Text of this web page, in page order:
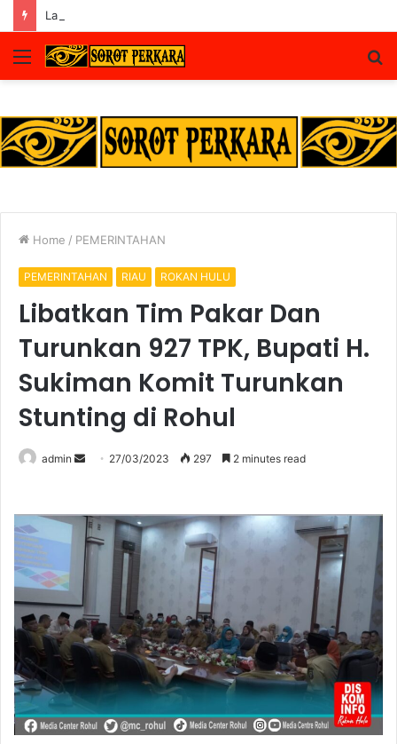
Menu
Home / PEMERINTAHAN
PEMERINTAHAN RIAU ROKAN HULU
Libatkan Tim Pakar Dan
Turunkan 927 TPK, Bupati H.
Sukiman Komit Turunkan
Stunting di Rohul
admin
Send 27/03/2023 297 2 minutes read